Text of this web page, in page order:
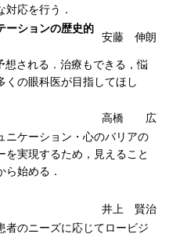
応を行う．
ーションの歴史的
安藤 伸朗
される．治療もできる，悩
くの眼科医が目指してほし
高橋 広
ニケーション・心のバリアの
を実現するため，見えること
始める．
井上 賢治
者のニーズに応じてロービジ